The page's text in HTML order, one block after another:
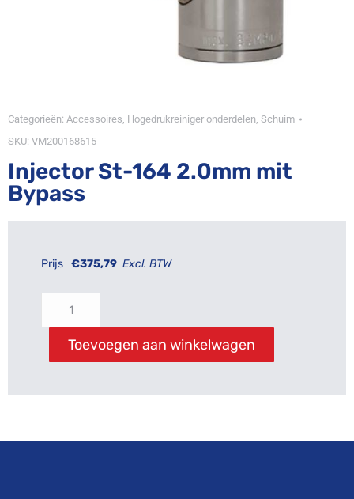
Categorieën: Accessoires, Hogedrukreiniger onderdelen, Schuim
SKU: VM200168615
Injector St-164 2.0mm mit
Bypass
Prijs €375,79 Excl. BTW
Toevoegen aan winkelwagen